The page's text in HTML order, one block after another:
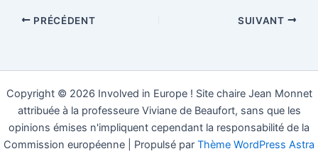
PRÉCÉDENT SUIVANT
Copyright © 2026 Involved in Europe ! Site chaire Jean Monnet
attribuée à la professeure Viviane de Beaufort, sans que les
opinions émises n'impliquent cependant la responsabilité de la
Commission européenne | Propulsé par Thème WordPress Astra